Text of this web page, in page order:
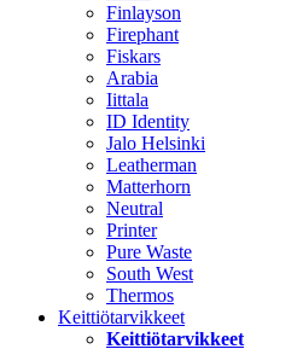
Finlayson
Firephant
Fiskars
Arabia
Iittala
ID Identity
Jalo Helsinki
Leatherman
Matterhorn
Neutral
Printer
Pure Waste
South West
Thermos
Keittiötarvikkeet
Keittiötarvikkeet